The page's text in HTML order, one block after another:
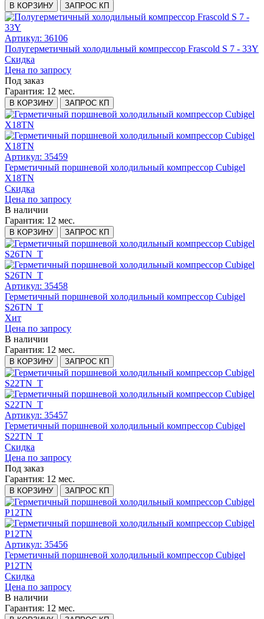
В КОРЗИНУ ЗАПРОС КП
Артикул: 36106
Полугерметичный холодильный компрессор Frascold S 7 - 33Y
Скидка
Цена по запросу
Под заказ
Гарантия: 12 мес.
В КОРЗИНУ ЗАПРОС КП
Артикул: 35459
Герметичный поршневой холодильный компрессор Cubigel
X18TN
Скидка
Цена по запросу
В наличии
Гарантия: 12 мес.
В КОРЗИНУ ЗАПРОС КП
Артикул: 35458
Герметичный поршневой холодильный компрессор Cubigel
S26TN_T
Хит
Цена по запросу
В наличии
Гарантия: 12 мес.
В КОРЗИНУ ЗАПРОС КП
Артикул: 35457
Герметичный поршневой холодильный компрессор Cubigel
S22TN_T
Скидка
Цена по запросу
Под заказ
Гарантия: 12 мес.
В КОРЗИНУ ЗАПРОС КП
Артикул: 35456
Герметичный поршневой холодильный компрессор Cubigel
P12TN
Скидка
Цена по запросу
В наличии
Гарантия: 12 мес.